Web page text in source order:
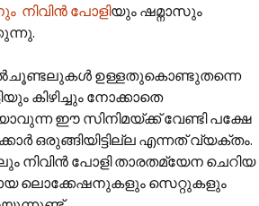
നിവിൻ പോളിയും ഷമ്നാസും
ഉള്ളതുകൊണ്ടുതന്നെ
കിഴിച്ചും നോക്കാതെ
ഈ സിനിമയ്ക്ക് വേണ്ടി പക്ഷേ
ഒരുങ്ങിയിട്ടില്ല എന്നത് വ്യക്തം.
നിവിൻ പോളി താരതമ്യേന ചെറിയ
ലൊക്കേഷനുകളും സെറ്റുകളും